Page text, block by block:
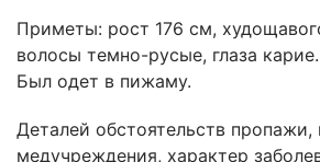
Приметы: рост 176 см,
волосы темно-русые, глаза карие.
Был одет в пижаму.
Деталей обстоятельств пропажи,
медучреждения, характер